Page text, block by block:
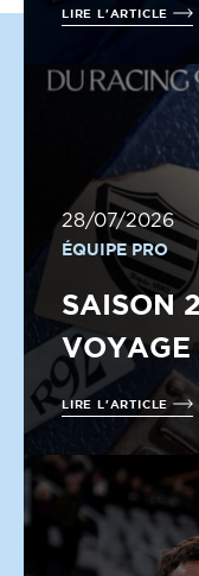
LIRE L'ARTICLE
28/07/2026
ÉQUIPE PRO
SAISON
LIRE L'ARTICLE